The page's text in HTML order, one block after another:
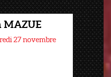
MAZUE
27 novembre